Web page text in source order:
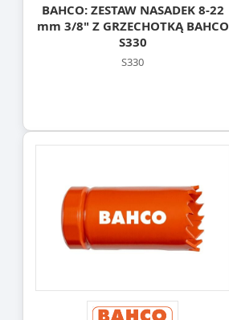
BAHCO: ZESTAW NASADEK 8-22
mm 3/8" Z GRZECHOTKĄ BAHCO
S330
S330